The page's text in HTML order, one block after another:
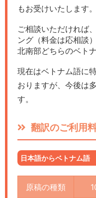
もお受けいたします。
ご相談いただければ
ング（料金は応相談
北南部どちらのベト
現在はベトナム語に
おりますが、今後は
す。
翻訳のご利用
日本語からベトナム語
原稿の種類